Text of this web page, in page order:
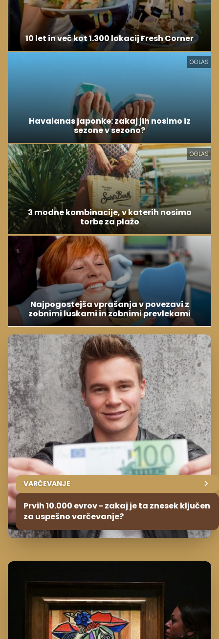
10 let in več kot 1.300 lokacij Fresh Corner
OGLAS
Havaianas japonke: zakaj jih nosimo iz
sezone v sezono?
OGLAS
3 modne kombinacije, v katerih nosimo
torbe za plažo
Najpogostejša vprašanja v povezavi z
zobnimi luskami in zobnimi prevlekami
VARČEVANJE
Prvih 10.000 evrov - zakaj je ta znesek ključen
za uspešno varčevanje?